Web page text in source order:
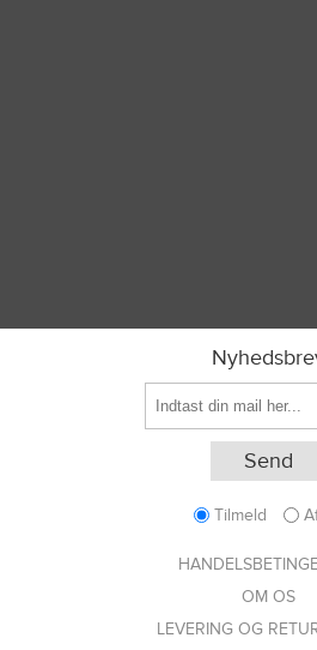
Tilmeld
OM OS
LEVERING OG